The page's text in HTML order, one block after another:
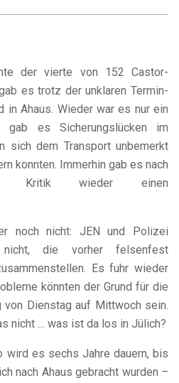
der vierte von 152 Castor-
es trotz der unklaren Termin-
in Ahaus. Wieder war es nur ein
gab es Sicherungslücken im
sich dem Transport unbemerkt
konnten. Immerhin gab es nach
Kritik wieder einen
noch nicht: JEN und Polizei
die vorher felsenfest
Es fuhr wieder
könnten der Grund für die
Dienstag auf Mittwoch sein.
nicht … was ist da los in Jülich?
wird es sechs Jahre dauern, bis
nach Ahaus gebracht wurden –